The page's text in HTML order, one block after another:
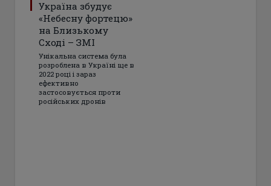
Україна збудує
«Небесну фортецю»
на Близькому
Сході – ЗМІ
Унікальна система була
розроблена в Україні ще в
2022 році і зараз
ефективно
застосовується проти
російських дронів